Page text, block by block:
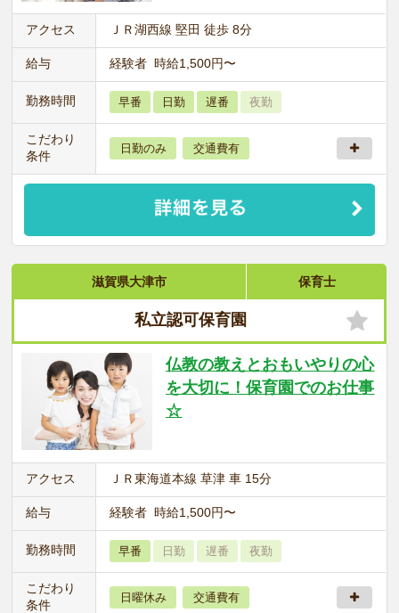
アクセス ＪＲ湖西線 堅田 徒歩 8分
給与 経験者 時給1,500円〜
勤務時間 早番 日勤 遅番 夜勤
こだわり
条件
日勤のみ 交通費有
滋賀県大津市 保育士
私立認可保育園
仏教の教えとおもいやりの心
を大切に！保育園でのお仕事
☆
アクセス ＪＲ東海道本線 草津 車 15分
給与 経験者 時給1,500円〜
勤務時間 早番 日勤 遅番 夜勤
こだわり
条件
日曜休み 交通費有